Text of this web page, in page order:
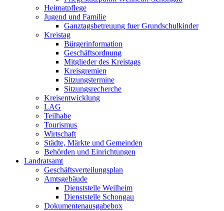
Heimatpflege
Jugend und Familie
Ganztagsbetreuung fuer Grundschulkinder
Kreistag
Bürgerinformation
Geschäftsordnung
Mitglieder des Kreistags
Kreisgremien
Sitzungstermine
Sitzungsrecherche
Kreisentwicklung
LAG
Teilhabe
Tourismus
Wirtschaft
Städte, Märkte und Gemeinden
Behörden und Einrichtungen
Landratsamt
Geschäftsverteilungsplan
Amtsgebäude
Dienststelle Weilheim
Dienststelle Schongau
Dokumentenausgabebox